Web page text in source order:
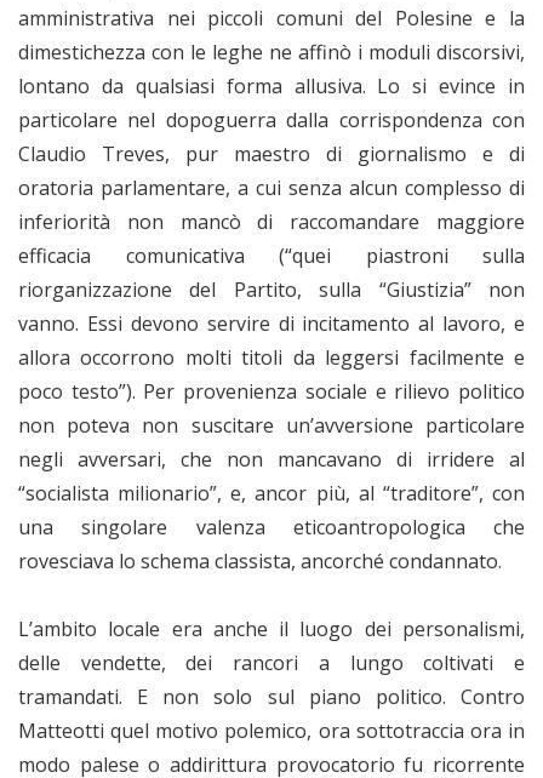
amministrativa nei piccoli comuni del Polesine e la
dimestichezza con le leghe ne affinò i moduli discorsivi,
lontano da qualsiasi forma allusiva. Lo si evince in
particolare nel dopoguerra dalla corrispondenza con
Claudio Treves, pur maestro di giornalismo e di
oratoria parlamentare, a cui senza alcun complesso di
inferiorità non mancò di raccomandare maggiore
efficacia comunicativa (“quei piastroni sulla
riorganizzazione del Partito, sulla “Giustizia” non
vanno. Essi devono servire di incitamento al lavoro, e
allora occorrono molti titoli da leggersi facilmente e
poco testo”). Per provenienza sociale e rilievo politico
non poteva non suscitare un’avversione particolare
negli avversari, che non mancavano di irridere al
“socialista milionario”, e, ancor più, al “traditore”, con
una singolare valenza eticoantropologica che
rovesciava lo schema classista, ancorché condannato.
L’ambito locale era anche il luogo dei personalismi,
delle vendette, dei rancori a lungo coltivati e
tramandati. E non solo sul piano politico. Contro
Matteotti quel motivo polemico, ora sottotraccia ora in
modo palese o addirittura provocatorio fu ricorrente